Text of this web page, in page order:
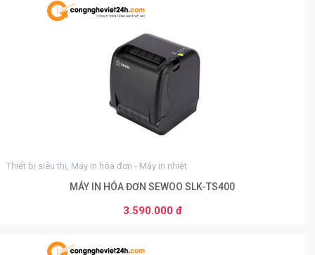
Thiết bị siêu thị, Máy in hóa đơn - Máy in nhiệt
MÁY IN HÓA ĐƠN SEWOO SLK-TS400
3.590.000 đ
0
THÊM VÀO GIỎ HÀNG